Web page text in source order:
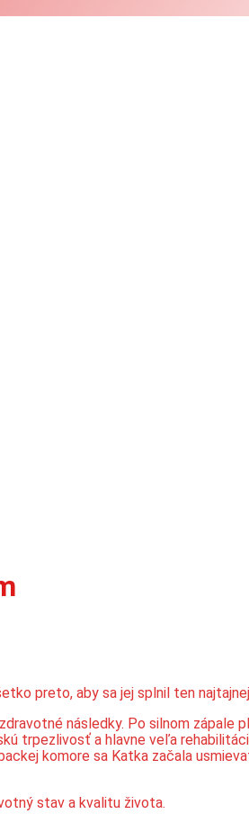
preto, aby sa jej splnil ten
následky. Po silnom zápale
trpezlivosť a hlavne veľa
komore sa Katka začala
stav a kvalitu života.